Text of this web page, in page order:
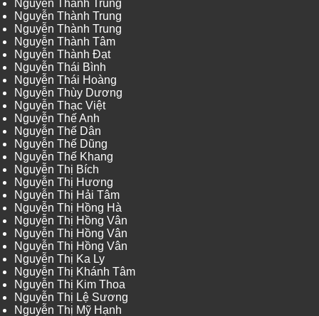
Nguyễn Thành Trung
Nguyễn Thành Trung
Nguyễn Thành Trung
Nguyễn Thành Tâm
Nguyễn Thành Đạt
Nguyễn Thái Bình
Nguyễn Thái Hoàng
Nguyễn Thùy Dương
Nguyễn Thạc Việt
Nguyễn Thế Anh
Nguyễn Thế Dân
Nguyễn Thế Dũng
Nguyễn Thế Khang
Nguyễn Thị Bích
Nguyễn Thị Hương
Nguyễn Thị Hải Tâm
Nguyễn Thị Hồng Hà
Nguyễn Thị Hồng Vân
Nguyễn Thị Hồng Vân
Nguyễn Thị Hồng Vân
Nguyễn Thị Ka Ly
Nguyễn Thị Khánh Tâm
Nguyễn Thị Kim Thoa
Nguyễn Thị Lệ Sương
Nguyễn Thị Mỹ Hạnh